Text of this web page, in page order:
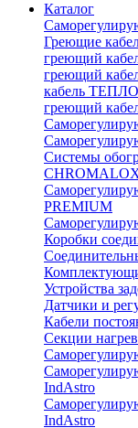
Каталог
Греющие
греющий
греющий
кабель
греющий
Системы
PREMIUM
Коробки
Устройства
Датчики и
Кабели
Секции
IndAstro
IndAstro